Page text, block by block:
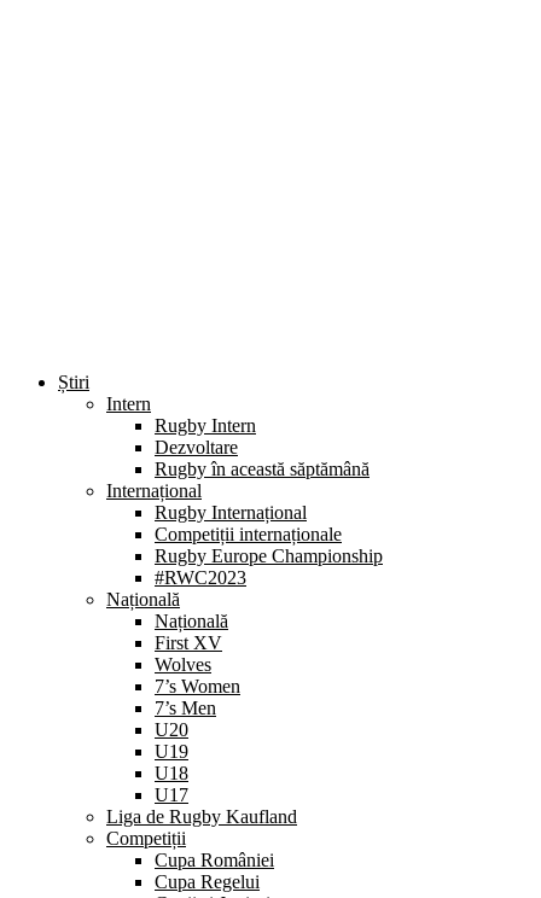
Știri
Intern
Rugby Intern
Dezvoltare
Rugby în această săptămână
Internațional
Rugby Internațional
Competiții internaționale
Rugby Europe Championship
#RWC2023
Națională
Națională
First XV
Wolves
7’s Women
7’s Men
U20
U19
U18
U17
Liga de Rugby Kaufland
Competiții
Cupa României
Cupa Regelui